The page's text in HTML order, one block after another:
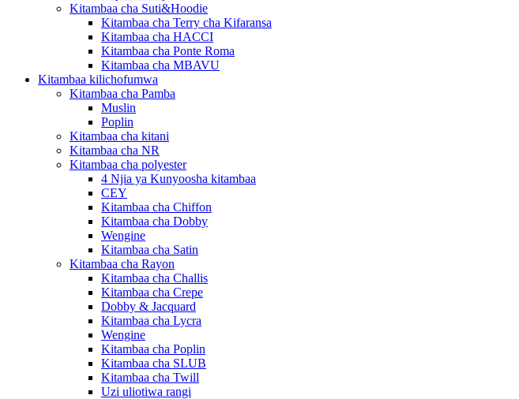
Kitambaa cha Suti&Hoodie
Kitambaa cha Terry cha Kifaransa
Kitambaa cha HACCI
Kitambaa cha Ponte Roma
Kitambaa cha MBAVU
Kitambaa kilichofumwa
Kitambaa cha Pamba
Muslin
Poplin
Kitambaa cha kitani
Kitambaa cha NR
Kitambaa cha polyester
4 Njia ya Kunyoosha kitambaa
CEY
Kitambaa cha Chiffon
Kitambaa cha Dobby
Wengine
Kitambaa cha Satin
Kitambaa cha Rayon
Kitambaa cha Challis
Kitambaa cha Crepe
Dobby & Jacquard
Kitambaa cha Lycra
Wengine
Kitambaa cha Poplin
Kitambaa cha SLUB
Kitambaa cha Twill
Uzi uliotiwa rangi